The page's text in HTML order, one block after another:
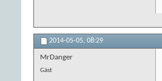
2014-05-05, 08:29
MrDanger
Gäst